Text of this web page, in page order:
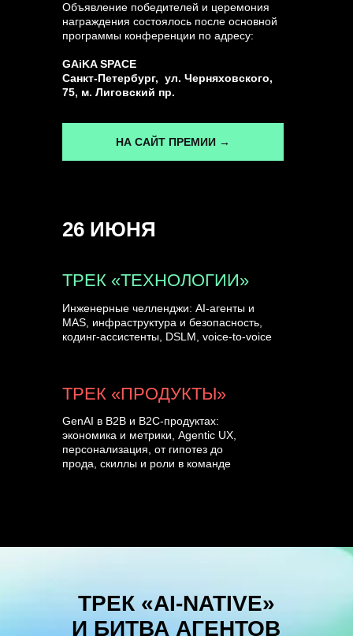
Объявление победителей и церемония
награждения состоялось после основной
программы конференции по адресу:
GAiKA SPACE
Санкт-Петербург, ул. Черняховского,
75, м. Лиговский пр.
26 ИЮНЯ
ТРЕК «ПРОДУКТЫ»
GenAI в B2B и B2C-продуктах:
экономика и метрики, Agentic UX,
персонализация, от гипотез до
прода, скиллы и роли в команде
Инженерные челленджи: AI-агенты и
MAS, инфраструктура и безопасность,
кодинг-ассистенты, DSLM, voice-to-voice
ТРЕК «ТЕХНОЛОГИИ»
НА САЙТ ПРЕМИИ →
ГЕНЕРАЛЬНЫЙ ИНФОПАРТНЕР
CONVERSATIONS